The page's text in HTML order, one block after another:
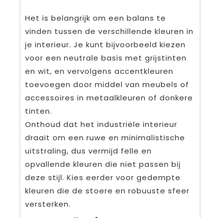
Het is belangrijk om een balans te
vinden tussen de verschillende kleuren in
je interieur. Je kunt bijvoorbeeld kiezen
voor een neutrale basis met grijstinten
en wit, en vervolgens accentkleuren
toevoegen door middel van meubels of
accessoires in metaalkleuren of donkere
tinten.
Onthoud dat het industriële interieur
draait om een ruwe en minimalistische
uitstraling, dus vermijd felle en
opvallende kleuren die niet passen bij
deze stijl. Kies eerder voor gedempte
kleuren die de stoere en robuuste sfeer
versterken.